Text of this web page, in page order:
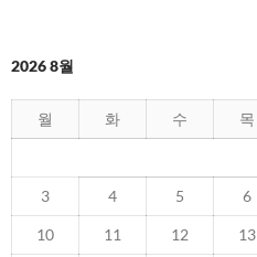
2026 8월
월 화 수 목
3 4 5 6
10 11 12 13